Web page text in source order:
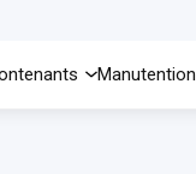
Manutention